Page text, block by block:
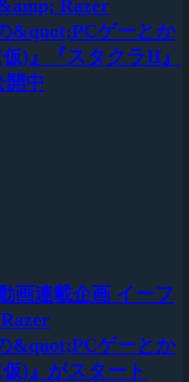
Razer
&quot;PCゲーとか
)』『スタクラII』
開中
画連載企画 イーフ
&quot;PCゲーとか
)』がスタート